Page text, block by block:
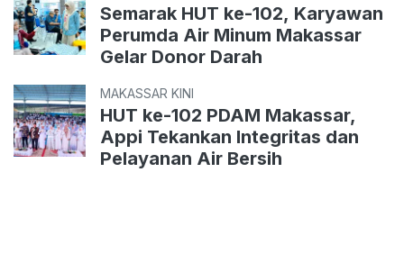
Semarak HUT ke-102, Karyawan
Perumda Air Minum Makassar
Gelar Donor Darah
MAKASSAR KINI
HUT ke-102 PDAM Makassar,
Appi Tekankan Integritas dan
Pelayanan Air Bersih